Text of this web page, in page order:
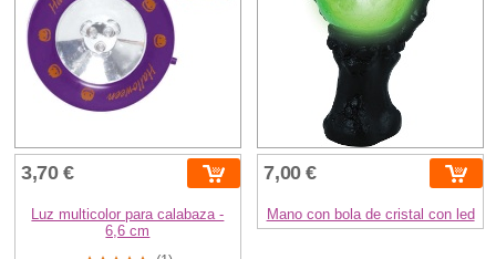
3,70 €
Luz multicolor para calabaza -
6,6 cm
7,00 €
Mano con bola de cristal con led